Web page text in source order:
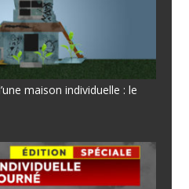
maison individuelle : le